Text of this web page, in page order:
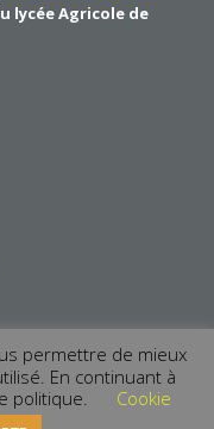
lycée Agricole de
permettre de mieux
En continuant à
politique.
Cookie